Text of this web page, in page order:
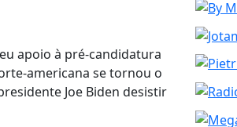
apoio à pré-candidatura
americana se tornou o
Joe Biden desistir